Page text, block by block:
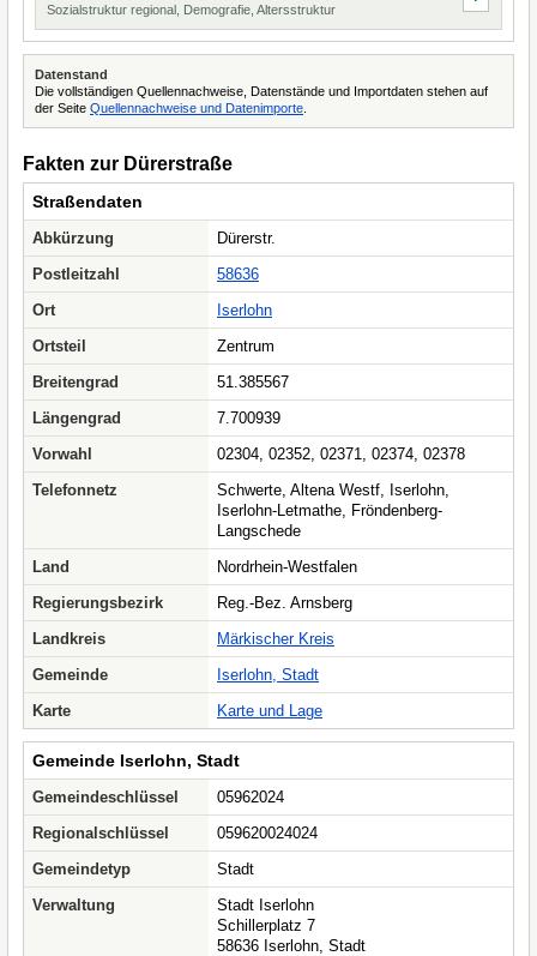
Sozialstruktur regional, Demografie, Altersstruktur
Datenstand
Die vollständigen Quellennachweise, Datenstände und Importdaten stehen auf
der Seite Quellennachweise und Datenimporte
Fakten zur Dürerstraße
Straßendaten
Abkürzung
Dürerstr.
Postleitzahl
58636
Ort
Iserlohn
Ortsteil
Zentrum
Breitengrad
51.385567
Längengrad
7.700939
Vorwahl
02304, 02352, 02371, 02374, 02378
Telefonnetz
Schwerte, Altena Westf, Iserlohn,
Iserlohn-Letmathe, Fröndenberg-
Langschede
Land
Nordrhein-Westfalen
Regierungsbezirk
Reg.-Bez. Arnsberg
Landkreis
Märkischer Kreis
Gemeinde
Iserlohn, Stadt
Karte
Karte und Lage
Gemeinde Iserlohn, Stadt
Gemeindeschlüssel
05962024
Regionalschlüssel
059620024024
Gemeindetyp
Stadt
Verwaltung
Stadt Iserlohn
Schillerplatz 7
58636 Iserlohn, Stadt